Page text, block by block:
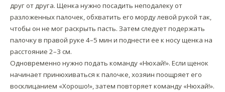
друг от друга. Щенка нужно посадить неподалеку от
разложенных палочек, обхватить его морду левой рукой так,
чтобы он не мог раскрыть пасть. Затем следует подержать
палочку в правой руке 4–5 мин и поднести ее к носу щенка на
расстояние 2–3 см.
Одновременно нужно подать команду «Нюхай!». Если щенок
начинает принюхиваться к палочке, хозяин поощряет его
восклицанием «Хорошо!», затем повторяет команду «Нюхай!».